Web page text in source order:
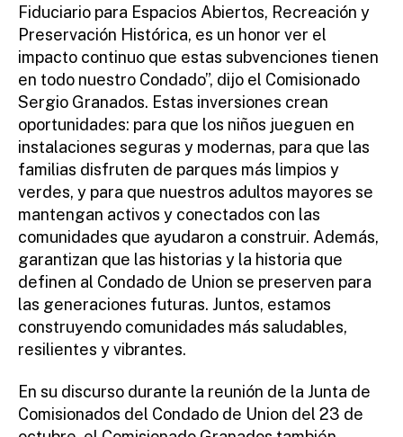
Fiduciario para Espacios Abiertos, Recreación y
Preservación Histórica, es un honor ver el
impacto continuo que estas subvenciones tienen
en todo nuestro Condado”, dijo el Comisionado
Sergio Granados. Estas inversiones crean
oportunidades: para que los niños jueguen en
instalaciones seguras y modernas, para que las
familias disfruten de parques más limpios y
verdes, y para que nuestros adultos mayores se
mantengan activos y conectados con las
comunidades que ayudaron a construir. Además,
garantizan que las historias y la historia que
definen al Condado de Union se preserven para
las generaciones futuras. Juntos, estamos
construyendo comunidades más saludables,
resilientes y vibrantes.
En su discurso durante la reunión de la Junta de
Comisionados del Condado de Union del 23 de